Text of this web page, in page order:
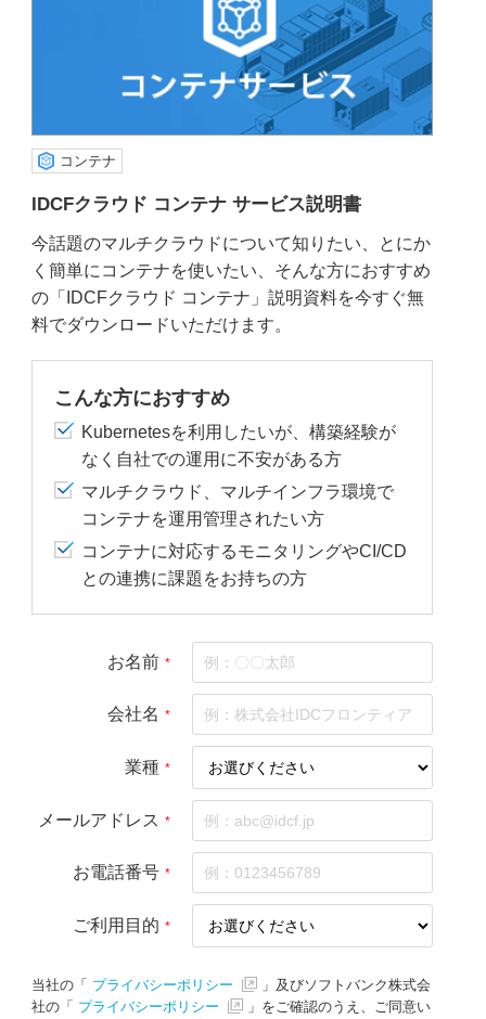
コンテナ
IDCFクラウド コンテナ サービス説明書
今話題のマルチクラウドについて知りたい、とにか
く簡単にコンテナを使いたい、そんな方におすすめ
の「IDCFクラウド コンテナ」説明資料を今すぐ無
料でダウンロードいただけます。
こんな方におすすめ
Kubernetesを利用したいが、構築経験が
なく自社での運用に不安がある方
マルチクラウド、マルチインフラ環境で
コンテナを運用管理されたい方
コンテナに対応するモニタリングやCI/CD
との連携に課題をお持ちの方
お名前 *
会社名 *
業種 *
メールアドレス *
お電話番号 *
ご利用目的 *
当社の「 プライバシーポリシー
」及びソフトバンク株式会
社の「 プライバシーポリシー
」をご確認のうえ、ご同意い